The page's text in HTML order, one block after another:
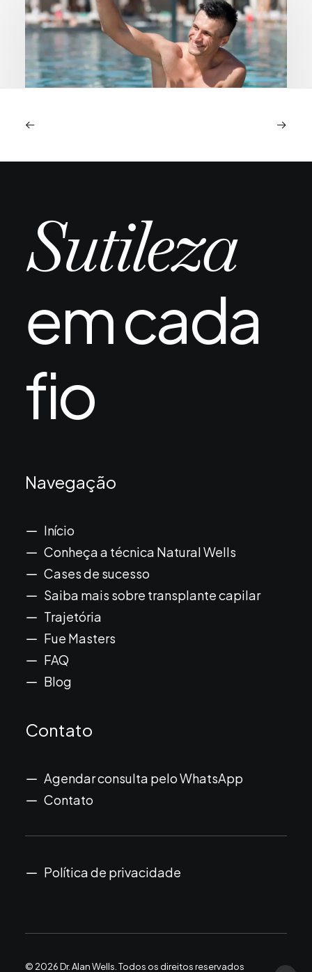
Piscina e mar após transplante capilar:
depois de um transplante capilar…
Sutileza
em cada
fio
Navegação
Início
Conheça a técnica Natural Wells
Cases de sucesso
Saiba mais sobre transplante capilar
Trajetória
Fue Masters
FAQ
Blog
Contato
Agendar consulta pelo WhatsApp
Contato
Política de privacidade
© 2026 Dr. Alan Wells. Todos os direitos reservados